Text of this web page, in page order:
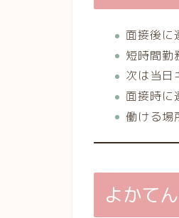
面接後に
短時間勤
次は当日
面接時に
働ける場
よかて